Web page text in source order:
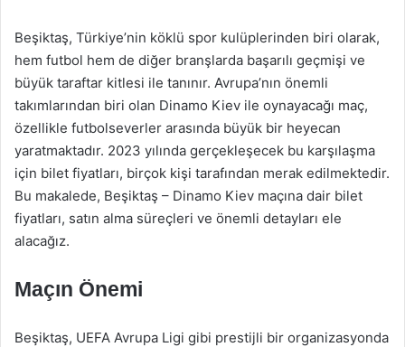
Beşiktaş, Türkiye’nin köklü spor kulüplerinden biri olarak,
hem futbol hem de diğer branşlarda başarılı geçmişi ve
büyük taraftar kitlesi ile tanınır. Avrupa’nın önemli
takımlarından biri olan Dinamo Kiev ile oynayacağı maç,
özellikle futbolseverler arasında büyük bir heyecan
yaratmaktadır. 2023 yılında gerçekleşecek bu karşılaşma
için bilet fiyatları, birçok kişi tarafından merak edilmektedir.
Bu makalede, Beşiktaş – Dinamo Kiev maçına dair bilet
fiyatları, satın alma süreçleri ve önemli detayları ele
alacağız.
Maçın Önemi
Beşiktaş, UEFA Avrupa Ligi gibi prestijli bir organizasyonda